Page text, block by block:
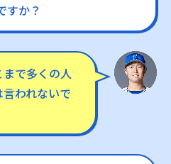
すか？
で多くの人
われないで